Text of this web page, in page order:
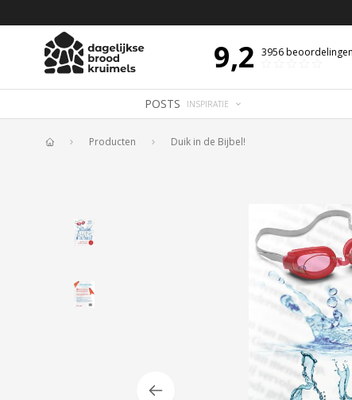
9,2 3956beoordelingen
POSTS INSPIRATIE
Producten Duik in de Bijbel!